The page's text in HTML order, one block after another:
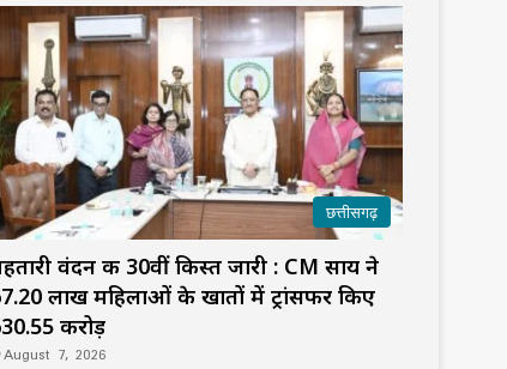
छत्तीसगढ़
वंदन की 30वीं किस्त जारी : CM साय ने
लाख महिलाओं के खातों में ट्रांसफर किए
करोड़
August 7, 2026